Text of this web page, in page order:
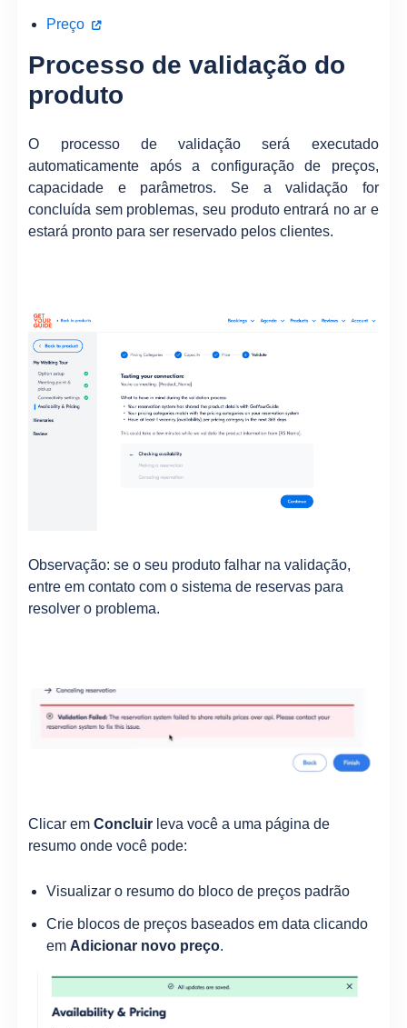
Preço
Processo de validação do
produto
O processo de validação será executado
automaticamente após a configuração de preços,
capacidade e parâmetros. Se a validação for
concluída sem problemas, seu produto entrará no ar e
estará pronto para ser reservado pelos clientes.
Observação: se o seu produto falhar na validação,
entre em contato com o sistema de reservas para
resolver o problema.
Clicar emConcluir leva você a uma página de
resumo onde você pode:
Visualizar o resumo do bloco de preços padrão
Crie blocos de preços baseados em data clicando
em Adicionar novo preço.